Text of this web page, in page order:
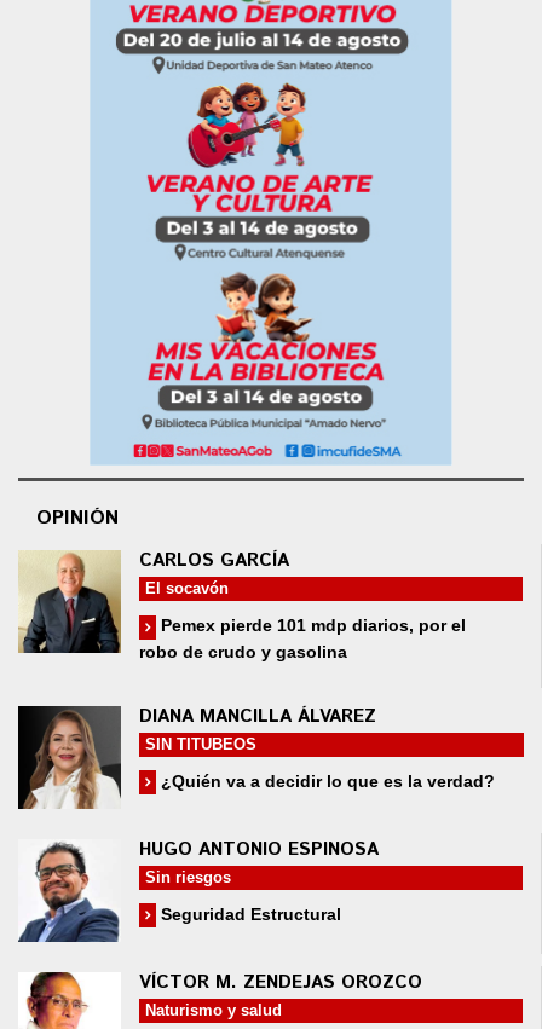
OPINIÓN
CARLOS GARCÍA
El socavón
Pemex pierde 101 mdp diarios, por el
robo de crudo y gasolina
DIANA MANCILLA ÁLVAREZ
SIN TITUBEOS
¿Quién va a decidir lo que es la verdad?
HUGO ANTONIO ESPINOSA
Sin riesgos
Seguridad Estructural
VÍCTOR M. ZENDEJAS OROZCO
Naturismo y salud